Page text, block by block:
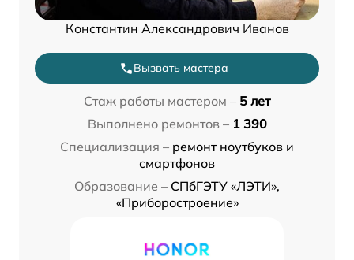
Константин Александрович Иванов
Вызвать мастера
Стаж работы мастером – 5 лет
Выполнено ремонтов – 1 390
Специализация – ремонт ноутбуков и
смартфонов
Образование – СПбГЭТУ «ЛЭТИ»,
«Приборостроение»